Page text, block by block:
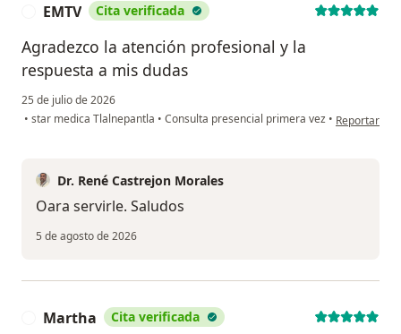
EMTV Cita verificada
Agradezco la atención profesional y la
respuesta a mis dudas
25 de julio de 2026
• star medica Tlalnepantla • Consulta presencial primera vez • en opinión
Reportar
Dr. René Castrejon Morales
Oara servirle. Saludos
5 de agosto de 2026
Martha Cita verificada